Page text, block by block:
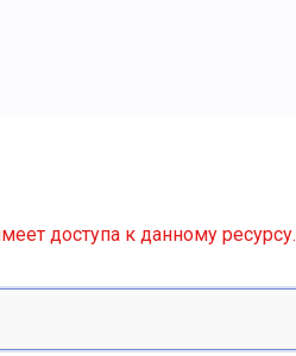
доступа к данному ресурсу.